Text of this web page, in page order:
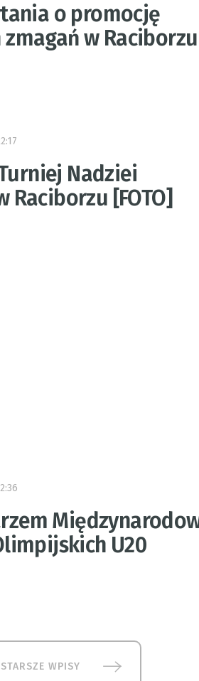
o promocję
w Raciborzu
Nadziei
[FOTO]
U20
WPISY